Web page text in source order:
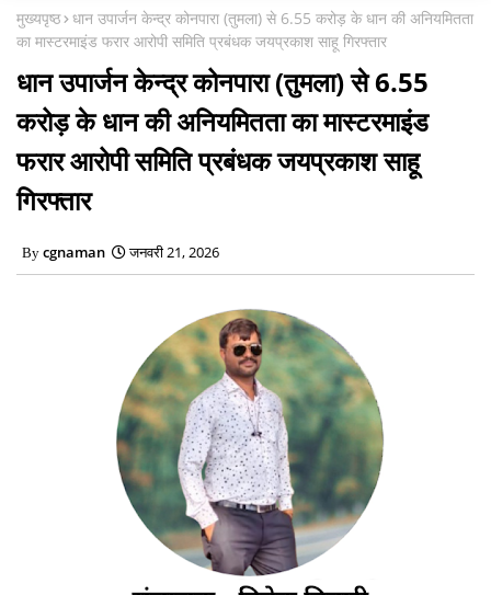
मुख्यपृष्ठ धान उपार्जन केन्द्र कोनपारा (तुमला) से 6.55 करोड़ के धान की अनियमितता
का मास्टरमाइंड फरार आरोपी समिति प्रबंधक जयप्रकाश साहू गिरफ्तार
धान उपार्जन केन्द्र कोनपारा (तुमला) से 6.55
करोड़ के धान की अनियमितता का मास्टरमाइंड
फरार आरोपी समिति प्रबंधक जयप्रकाश साहू
गिरफ्तार
cgnaman जनवरी 21, 2026